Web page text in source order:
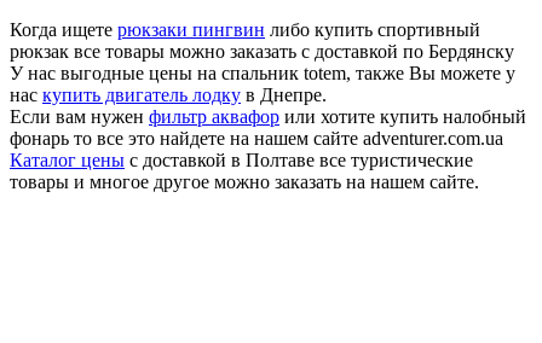
Когда ищете рюкзаки пингвин либо купить спортивный
рюкзак все товары можно заказать с доставкой по Бердянску
У нас выгодные цены на спальник totem, также Вы можете у
нас купить двигатель лодку в Днепре.
Если вам нужен фильтр аквафор или хотите купить налобный
фонарь то все это найдете на нашем сайте adventurer.com.ua
Каталог цены с доставкой в Полтаве все туристические
товары и многое другое можно заказать на нашем сайте.